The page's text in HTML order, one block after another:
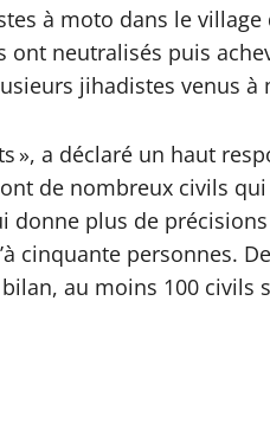
à moto dans le
neutralisés puis
jihadistes venus à
», a déclaré un haut
de nombreux civils
donne plus de
cinquante personnes.
au moins 100 civils